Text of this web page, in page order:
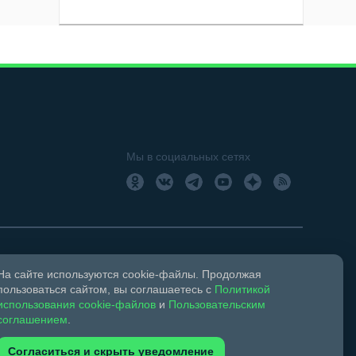
Мы в социальных сетях
о регистрации СМИ ЭЛ № ФС 77 –
праве и смежных правах.
18+
сайте используются cookie-файлы. Продолжая
сайтом, вы соглашаетесь с Политикой
cookie-файлов и Пользовательским
Согласиться и скрыть уведомление